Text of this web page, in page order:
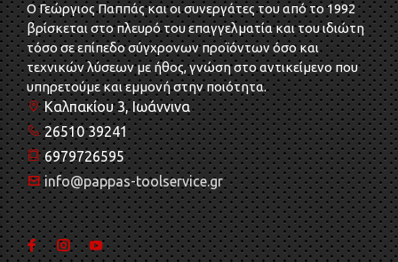
O Γεώργιος Παππάς και οι συνεργάτες του από το 1992
βρίσκεται στο πλευρό του επαγγελματία και του ιδιώτη
τόσο σε επίπεδο σύγχρονων προϊόντων όσο και
τεχνικών λύσεων με ήθος, γνώση στο αντικείμενο που
υπηρετούμε και εμμονή στην ποιότητα.
Καλπακίου 3, Ιωάννινα
26510 39241
6979726595
info@pappas-toolservice.gr